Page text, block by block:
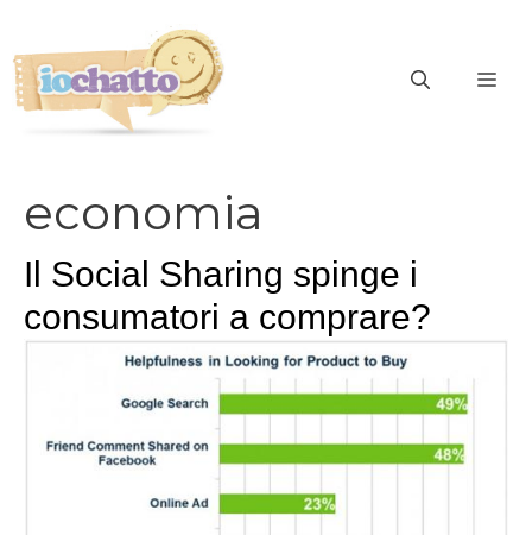
contenuto
economia
Il Social Sharing spinge i
consumatori a comprare?